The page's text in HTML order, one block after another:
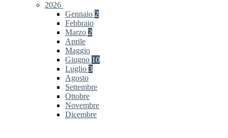
2026
Gennaio 2
Febbraio
Marzo 2
Aprile
Maggio
Giugno 10
Luglio 3
Agosto
Settembre
Ottobre
Novembre
Dicembre